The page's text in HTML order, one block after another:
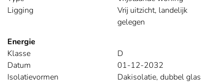
Ligging
Vrij uitzicht, landelijk
gelegen
Energie
Klasse
D
Datum
01-12-2032
Isolatievormen
Dakisolatie, dubbel glas